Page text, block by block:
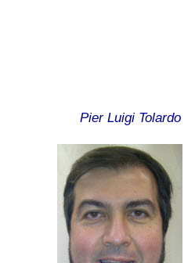
Pier Luigi Tolardo